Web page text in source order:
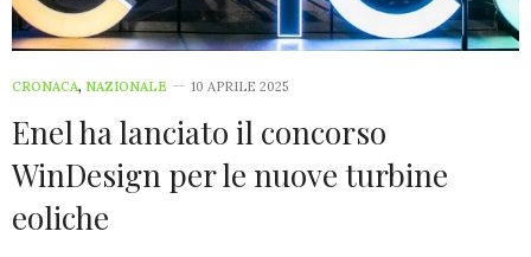
CRONACA, NAZIONALE 10 APRILE 2025
Enel ha lanciato il concorso
WinDesign per le nuove turbine
eoliche